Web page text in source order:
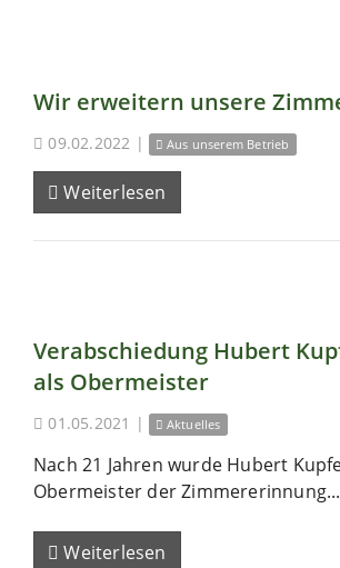
Wir erweitern unsere
09.02.2022 | Aus unserem Betrieb
Weiterlesen
Verabschiedung Hubert
als Obermeister
01.05.2021 | Aktuelles
Nach 21 Jahren wurde Hubert
Obermeister der Zimmererinnung...
Weiterlesen